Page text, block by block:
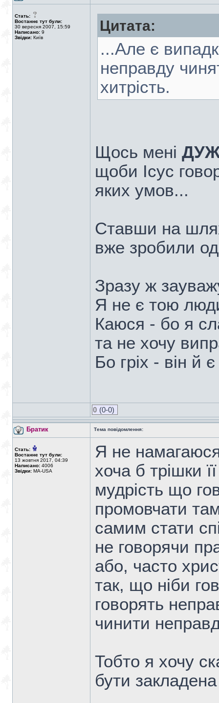
Стать:
Востаннє тут були:
30 вересня 2007, 15:59
Написано: 9
Звідки: Київ
Цитата:
...Але є
неправду
хитрість.
Щось мені
щоби Ісус
яких умов...
Ставши на
вже зробили
Зразу ж
Я не є тою
Каюся - бо я
та не хочу
Бо гріх - він й є
0 (0-0)
Братик Тема повідомлення:
Стать:
Востаннє тут були:
13 жовтня 2017, 04:39
Написано: 4006
Звідки: MA-USA
Я не
хоча б трішки
мудрість що
промовчати
самим стати
не говорячи
або, часто
так, що ніби
говорять
чинити
Тобто я хочу
бути